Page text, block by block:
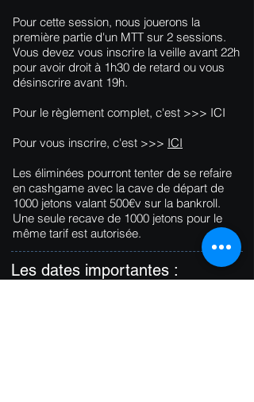
Pour cette session, nous jouerons la
première partie d'un MTT sur 2 sessions.
Vous devez vous inscrire la veille avant 22h
pour avoir droit à 1h30 de retard ou vous
désinscrire avant 19h.
Pour le règlement complet, c'est >>> ICI
Pour vous inscrire, c'est >>> ICI
Les éliminées pourront tenter de se refaire
en cashgame avec la cave de départ de
1000 jetons valant 500€v sur la bankroll.
Une seule recave de 1000 jetons pour le
même tarif est autorisée.
Les dates importantes :